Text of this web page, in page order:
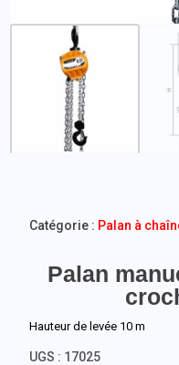
Palan
Hauteur de levée 10 m
UGS : 17025
Catégorie : Palan à